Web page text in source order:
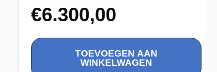
€6.300,00
Mooie
Gouden
TOEVOEGEN AAN
WINKELWAGEN